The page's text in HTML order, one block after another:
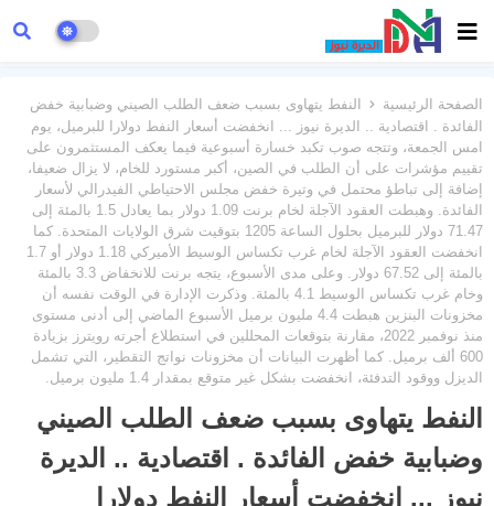
الصفحة الرئيسية
النفط يتهاوى بسبب ضعف الطلب الصيني وضبابية خفض
الفائدة . اقتصادية .. الديرة نيوز ... انخفضت أسعار النفط دولارا للبرميل، يوم
امس الجمعة، وتتجه صوب تكبد خسارة أسبوعية فيما يعكف المستثمرون على
تقييم مؤشرات على أن الطلب في الصين، أكبر مستورد للخام، لا يزال ضعيفا،
إضافة إلى تباطؤ محتمل في وتيرة خفض مجلس الاحتياطي الفيدرالي لأسعار
الفائدة. وهبطت العقود الآجلة لخام برنت 1.09 دولار بما يعادل 1.5 بالمئة إلى
71.47 دولار للبرميل بحلول الساعة 1205 بتوقيت شرق الولايات المتحدة. كما
انخفضت العقود الآجلة لخام غرب تكساس الوسيط الأميركي 1.18 دولار أو 1.7
بالمئة إلى 67.52 دولار. وعلى مدى الأسبوع، يتجه برنت للانخفاض 3.3 بالمئة
وخام غرب تكساس الوسيط 4.1 بالمئة. وذكرت الإدارة في الوقت نفسه أن
مخزونات البنزين هبطت 4.4 مليون برميل الأسبوع الماضي إلى أدنى مستوى
منذ نوفمبر 2022، مقارنة بتوقعات المحللين في استطلاع أجرته رويترز بزيادة
600 ألف برميل. كما أظهرت البيانات أن مخزونات نواتج التقطير، التي تشمل
الديزل ووقود التدفئة، انخفضت بشكل غير متوقع بمقدار 1.4 مليون برميل.
النفط يتهاوى بسبب ضعف الطلب الصيني
وضبابية خفض الفائدة . اقتصادية .. الديرة
نيوز ... انخفضت أسعار النفط دولارا